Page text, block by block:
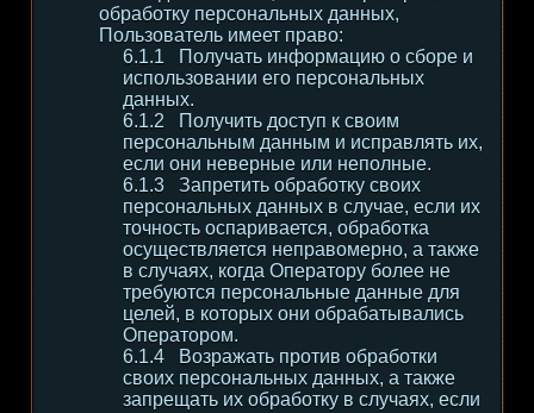
обработку персональных данных,
Пользователь имеет право:
Получать информацию о сборе и
использовании его персональных
данных.
Получить доступ к своим
персональным данным и исправлять их,
если они неверные или неполные.
Запретить обработку своих
персональных данных в случае, если их
точность оспаривается, обработка
осуществляется неправомерно, а также
в случаях, когда Оператору более не
требуются персональные данные для
целей, в которых они обрабатывались
Оператором.
Возражать против обработки
своих персональных данных, а также
запрещать их обработку в случаях, если